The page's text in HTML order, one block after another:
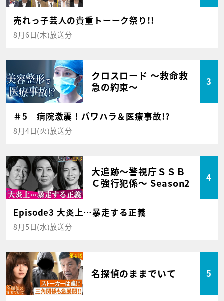
売れっ子芸人の貴重トーーク祭り!!
8月6日(木)放送分
クロスロード ～救命救
急の約束～
3
＃5 病院激震！パワハラ＆医療事故!?
8月4日(火)放送分
大追跡～警視庁ＳＳＢ
Ｃ強行犯係～ Season2
4
Episode3 大炎上…暴走する正義
8月5日(水)放送分
名探偵のままでいて 5